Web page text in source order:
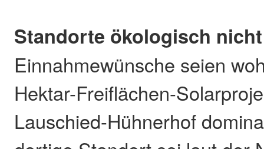
Standorte ökologisch
Einnahmewünsche seien
Hektar-Freiflächen-
Lauschied-Hühnerhof